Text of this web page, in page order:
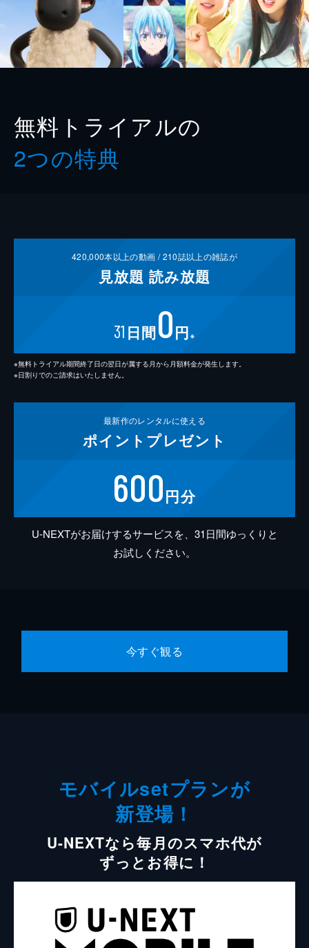
無料トライアルの
2つの特典
420,000本以上の動画 /210誌以上の雑誌が
見放題 読み放題
31 日間0円 ※
※無料トライアル期間終了日の翌日が属する月から月額料金が発生します。
※日割りでのご請求はいたしません。
最新作のレンタルに使える
ポイント プレゼント
600円分
U-NEXTがお届けするサービスを、31日間ゆっくりと
お試しください。
今すぐ観る
モバイルsetプランが
新登場！
U-NEXTなら毎月のスマホ代が
ずっとお得に！